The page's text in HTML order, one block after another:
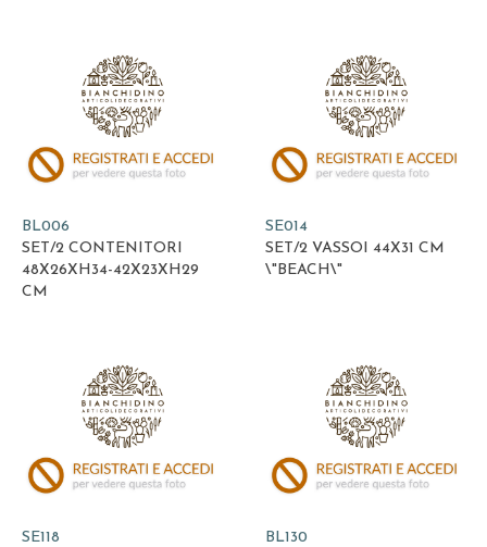
BL006
SET/2 CONTENITORI
48X26XH34-42X23XH29
CM
SE014
SET/2 VASSOI 44X31 CM
\"BEACH\"
SE118
BL130